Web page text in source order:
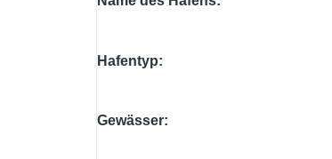
Hafentyp
Gewässer